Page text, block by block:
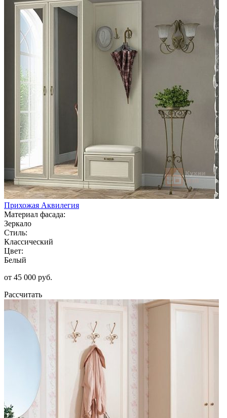
Прихожая Аквилегия
Материал фасада:
Зеркало
Стиль:
Классический
Цвет:
Белый
от 45 000 руб.
Рассчитать